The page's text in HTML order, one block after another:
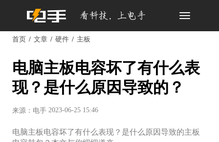
Toggle
首页 文章 硬件 主板
电脑主板电容坏了有什么表
现？是什么原因导致的？
来源：电手 2023-06-25 15:46
电脑主板电容坏了有什么表现？是什么原因导致的主板